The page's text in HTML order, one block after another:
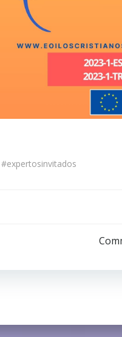
#expertosinvitados